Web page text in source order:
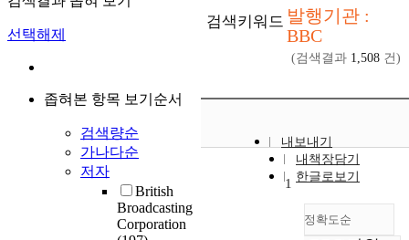
선택해제
좁혀본 항목 보기순서
검색량순
가나다순
저자
British
Broadcasting
Corporation
검색키워드 발행기관 :
BBC
(검색결과 1,508 건)
내보내기
내책장담기
한글로보기
정확도순
1